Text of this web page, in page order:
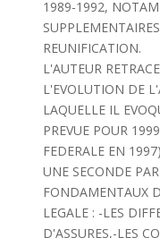
1989-1992,
REUNIFICATION.
L'AUTEUR
L'EVOLUTION DE
LAQUELLE IL
PREVUE POUR
FEDERALE EN
UNE SECONDE
FONDAMENTAUX
LEGALE : -LES
D'ASSURES,-LES